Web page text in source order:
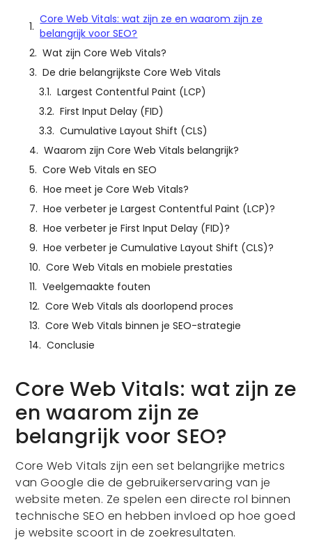
Core Web Vitals: wat zijn ze en waarom zijn ze
belangrijk voor SEO?
Wat zijn Core Web Vitals?
De drie belangrijkste Core Web Vitals
Largest Contentful Paint (LCP)
First Input Delay (FID)
Cumulative Layout Shift (CLS)
Waarom zijn Core Web Vitals belangrijk?
Core Web Vitals en SEO
Hoe meet je Core Web Vitals?
Hoe verbeter je Largest Contentful Paint (LCP)?
Hoe verbeter je First Input Delay (FID)?
Hoe verbeter je Cumulative Layout Shift (CLS)?
Core Web Vitals en mobiele prestaties
Veelgemaakte fouten
Core Web Vitals als doorlopend proces
Core Web Vitals binnen je SEO-strategie
Conclusie
Core Web Vitals: wat zijn ze
en waarom zijn ze
belangrijk voor SEO?
Core Web Vitals zijn een set belangrijke metrics
van Google die de gebruikerservaring van je
website meten. Ze spelen een directe rol binnen
technische SEO en hebben invloed op hoe goed
je website scoort in de zoekresultaten.